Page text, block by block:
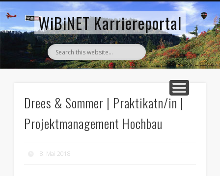
WiBiNET Karriereportal
AKTUELLE STELLENANZEIGEN
ZURÜCK ZUM WIBINET
Drees & Sommer | Praktikatn/in |
Projektmanagement Hochbau
8. Mai 2018